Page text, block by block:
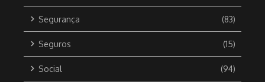
Segurança (83)
Seguros (15)
Social (94)